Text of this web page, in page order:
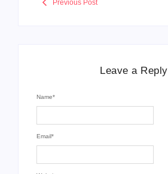
Previous Post
Leave a Reply
Name*
Email*